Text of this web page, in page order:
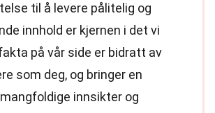
til å levere pålitelig og
innhold er kjernen i det vi
på vår side er bidratt av
som deg, og bringer en
innsikter og